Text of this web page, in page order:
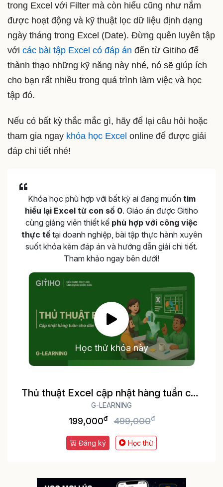
trong Excel với Filter mà còn hiểu cũng như nắm
được hoạt động và kỹ thuật lọc dữ liệu định dạng
ngày tháng trong Excel (Date). Đừng quên luyên tập
với các bài tập Excel có đáp án đến từ Gitiho để
thành thạo những kỹ năng này nhé, nó sẽ giúp ích
cho bạn rất nhiều trong quá trình làm việc và học
tập đó.
Nếu có bất kỳ thắc mắc gì, hãy để lại câu hỏi hoặc
tham gia ngay khóa học Excel online để được giải
đáp chi tiết nhé!
Khóa học phù hợp với bất kỳ ai đang muốn tìm
hiểu lại Excel từ con số 0. Giáo án được Gitiho
cùng giảng viên thiết kế phù hợp với công việc
thực tếtại doanh nghiệp, bài tập thực hành xuyên
suốt khóa kèm đáp án và hướng dẫn giải chi tiết.
Tham khảo ngay bên dưới!
Học thử khóa này
Thủ thuật Excel cập nhật hàng tuần cho
dân văn phòng
G-LEARNING
199,000đ 499,000đ
Đăng ký Học thử